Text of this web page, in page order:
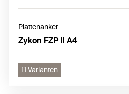
Plattenanker
Zykon FZP II A4
11 Varianten